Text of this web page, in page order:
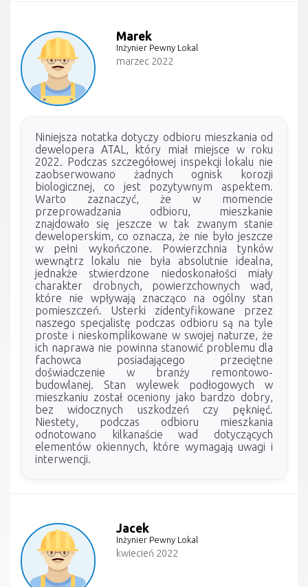
Marek
Inżynier Pewny Lokal
marzec 2022
Niniejsza notatka dotyczy odbioru mieszkania od
dewelopera ATAL, który miał miejsce w roku
2022. Podczas szczegółowej inspekcji lokalu nie
zaobserwowano żadnych ognisk korozji
biologicznej, co jest pozytywnym aspektem.
Warto zaznaczyć, że w momencie
przeprowadzania odbioru, mieszkanie
znajdowało się jeszcze w tak zwanym stanie
deweloperskim, co oznacza, że nie było jeszcze
w pełni wykończone. Powierzchnia tynków
wewnątrz lokalu nie była absolutnie idealna,
jednakże stwierdzone niedoskonałości miały
charakter drobnych, powierzchownych wad,
które nie wpływają znacząco na ogólny stan
pomieszczeń. Usterki zidentyfikowane przez
naszego specjalistę podczas odbioru są na tyle
proste i nieskomplikowane w swojej naturze, że
ich naprawa nie powinna stanowić problemu dla
fachowca posiadającego przeciętne
doświadczenie w branży remontowo-
budowlanej. Stan wylewek podłogowych w
mieszkaniu został oceniony jako bardzo dobry,
bez widocznych uszkodzeń czy pęknięć.
Niestety, podczas odbioru mieszkania
odnotowano kilkanaście wad dotyczących
elementów okiennych, które wymagają uwagi i
interwencji.
Jacek
Inżynier Pewny Lokal
kwiecień 2022